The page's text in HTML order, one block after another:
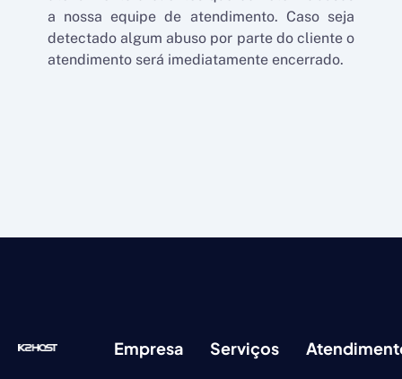
a nossa equipe de atendimento. Caso seja
detectado algum abuso por parte do cliente o
atendimento será imediatamente encerrado.
Empresa Serviços